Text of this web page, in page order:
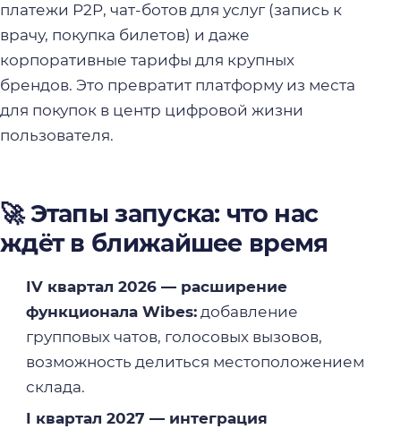
платежи P2P, чат-ботов для услуг (запись к
врачу, покупка билетов) и даже
корпоративные тарифы для крупных
брендов. Это превратит платформу из места
для покупок в центр цифровой жизни
пользователя.
🚀 Этапы запуска: что нас
ждёт в ближайшее время
IV квартал 2026 — расширение
функционала Wibes:добавление
групповых чатов, голосовых вызовов,
возможность делиться местоположением
склада.
I квартал 2027 — интеграция